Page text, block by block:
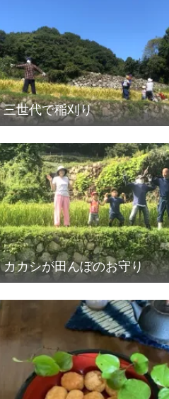
三世代で稲刈り
カカシが田んぼのお守り